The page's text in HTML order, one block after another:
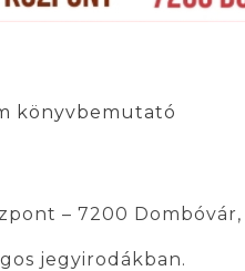
könyvbemutató
– 7200
jegyirodákban.